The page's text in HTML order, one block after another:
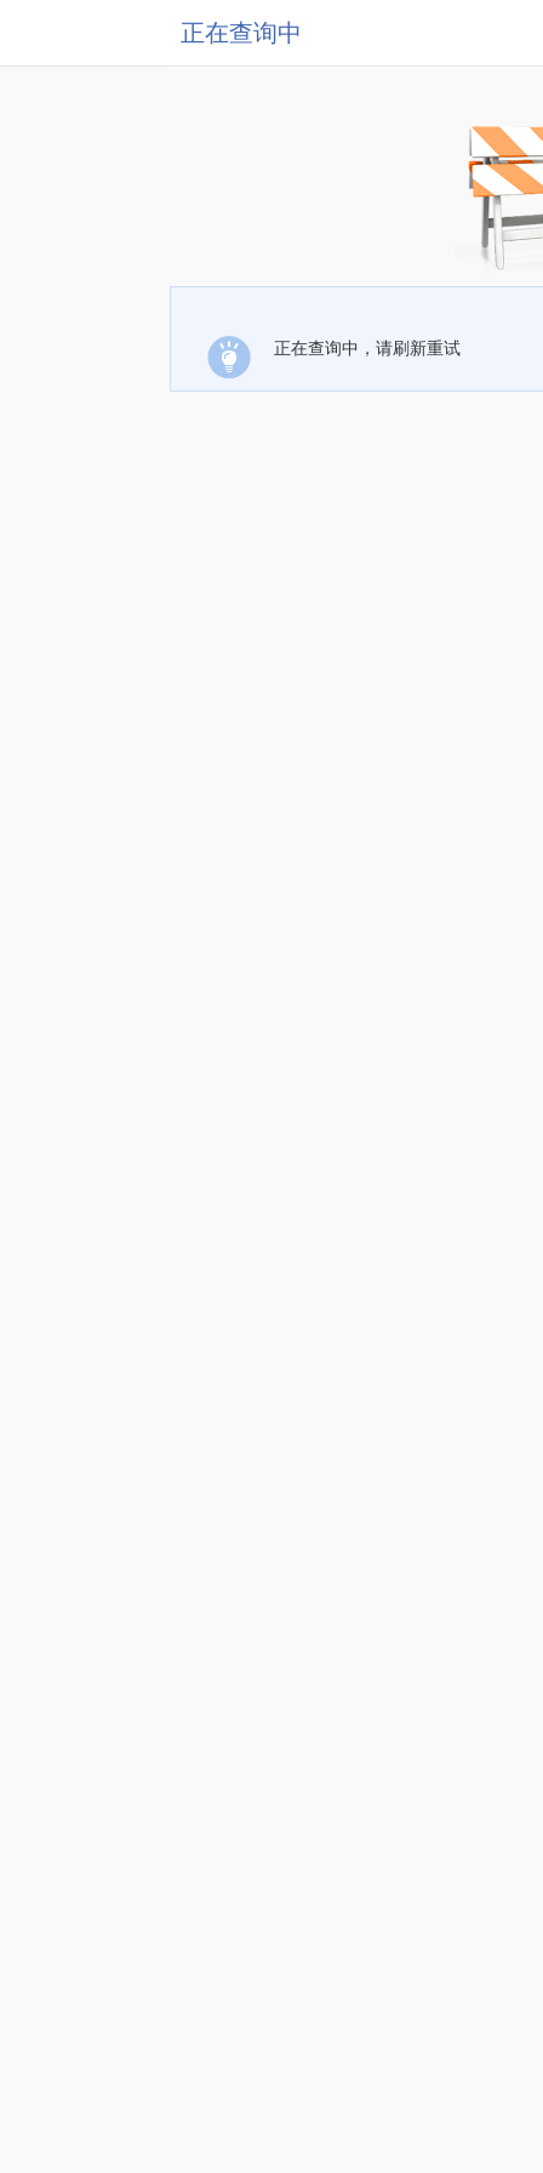
正在查询中
正在查询中，请刷新重试